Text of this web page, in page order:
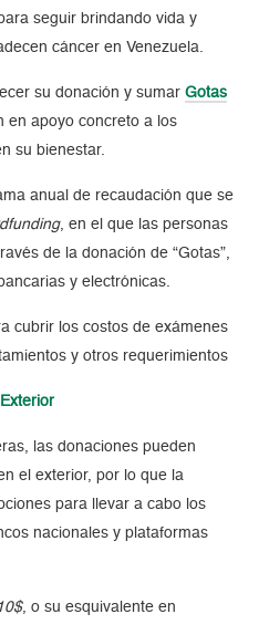
seguir brindando vida y
cáncer en Venezuela.
su donación y sumarGotas
en apoyo concreto a los
su bienestar.
anual de recaudación que se
, en el que las personas
de la donación de “Gotas”,
y electrónicas.
cubrir los costos de exámenes
y otros requerimientos
las donaciones pueden
el exterior, por lo que la
para llevar a cabo los
nacionales y plataformas
10$, o su esquivalente en